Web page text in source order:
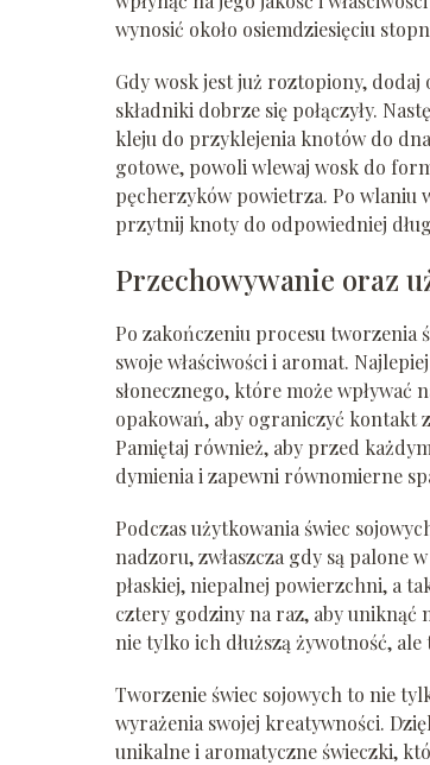
wynosić około osiemdziesięciu
Gdy wosk jest już roztopiony, dodaj
składniki dobrze się połączyły.
kleju do przyklejenia knotów do
gotowe, powoli wlewaj wosk do
pęcherzyków powietrza. Po wlaniu
przytnij knoty do odpowiedniej
Przechowywanie oraz
Po zakończeniu procesu tworzenia
swoje właściwości i aromat.
słonecznego, które może
opakowań, aby ograniczyć kontakt
Pamiętaj również, aby przed
dymienia i zapewni równomierne
Podczas użytkowania świec
nadzoru, zwłaszcza gdy są palone
płaskiej, niepalnej powierzchni, a
cztery godziny na raz, aby uniknąć
nie tylko ich dłuższą żywotność,
Tworzenie świec sojowych to nie
wyrażenia swojej kreatywności.
unikalne i aromatyczne świeczki,